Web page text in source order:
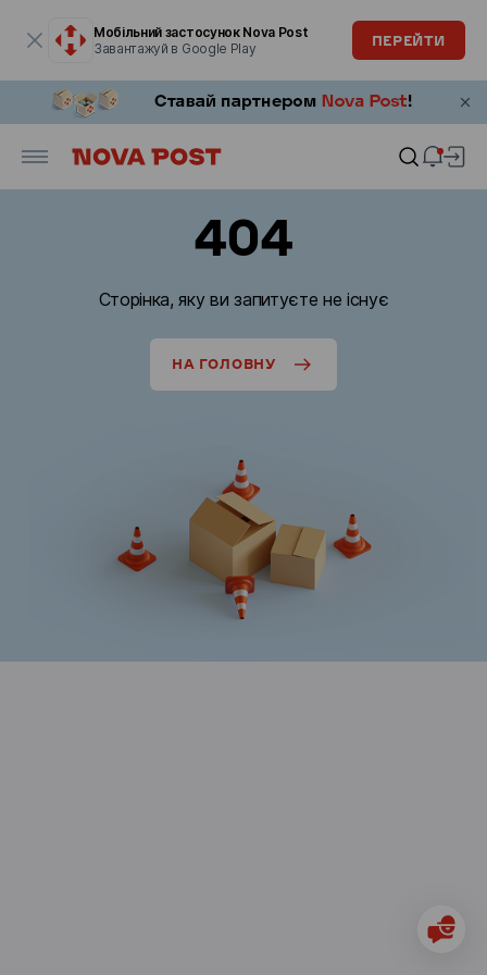
Мобільний застосунок Nova Post
Завантажуй в Google Play
ПЕРЕЙТИ
404
Сторінка, яку ви запитуєте не існує
НА ГОЛОВНУ